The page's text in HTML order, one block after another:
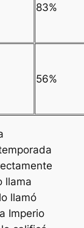
83%
56%
llama
lo llamó
Imperio